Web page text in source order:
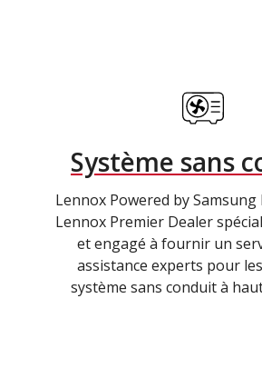
Système sans
Lennox Powered by
Lennox Premier Dealer
et engagé à fournir un
assistance experts pour
système sans conduit à